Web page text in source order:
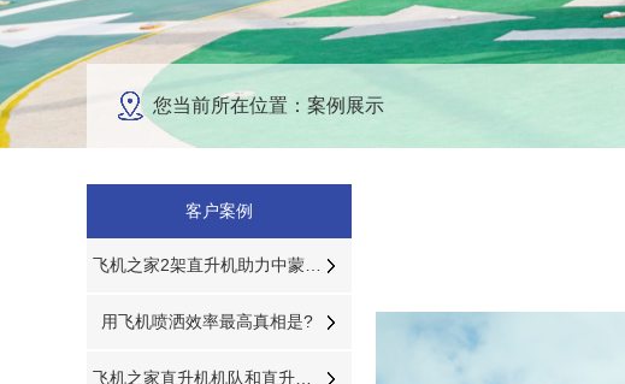
您当前所在位置：案例展示
客户案例
用飞机喷洒效率最高真相是?